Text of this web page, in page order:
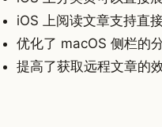
iOS 上阅读文章支持直
优化了 macOS 侧栏的
提高了获取远程文章的